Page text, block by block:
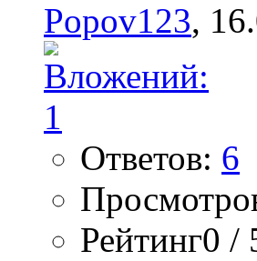
Popov123,
Ответов: 6
Рейтинг0 /